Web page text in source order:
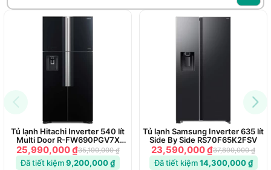
Tủ lạnh Hitachi Inverter 540 lít
Multi Door R-FW690PGV7X
(GBK)
25,990,000 ₫35,190,000 ₫
Đã tiết kiệm9,200,000 ₫
Tủ lạnh Samsung Inverter 635 lít
Side By Side RS70F65K2FSV
23,590,000 ₫37,890,000 ₫
Đã tiết kiệm14,300,000 ₫